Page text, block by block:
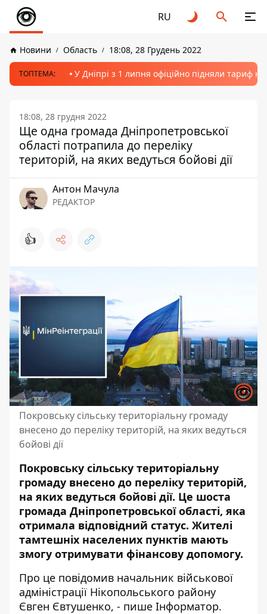
RU
Новини Область 18:08, 28 Грудень 2022
ТОПТЕМА: У Дніпрі з 1 липня офіційно підняли тариф
18:08, 28 грудня 2022
Ще одна громада Дніпропетровської
області потрапила до переліку
територій, на яких ведуться бойові дії
Антон Мачула
РЕДАКТОР
👍
Покровську сільську територіальну громаду
внесено до переліку територій, на яких ведуться
бойові дії
Покровську сільську територіальну
громаду внесено до переліку територій,
на яких ведуться бойові дії. Це шоста
громада Дніпропетровської області, яка
отримала відповідний статус. Жителі
тамтешніх населених пунктів мають
змогу отримувати фінансову допомогу.
Про це повідомив начальник військової
адміністрації Нікопольського району
Євген Євтушенко, - пише Інформатор.